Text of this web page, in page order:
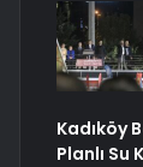
Kadıköy
Planlı